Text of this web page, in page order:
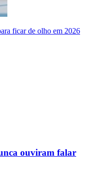
ficar de olho em 2026
ouviram falar